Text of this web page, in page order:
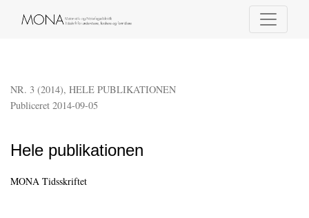
NR. 3 (2014), HELE PUBLIKATIONEN
Hele publikationen
Publiceret 2014-09-05
MONA Tidsskriftet